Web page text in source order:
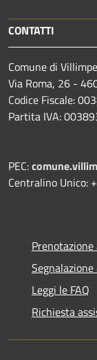
CONTATTI
Comune di
Via Roma, 26 -
Codice Fiscale:
Partita IVA:
PEC:
Centralino Unico:
Leggi le FAQ
Richiesta